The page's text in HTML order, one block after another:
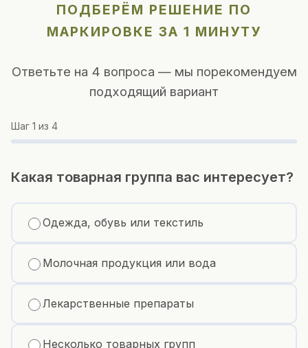
ПОДБЕРЁМ РЕШЕНИЕ ПО
МАРКИРОВКЕ ЗА 1 МИНУТУ
Ответьте на 4 вопроса — мы порекомендуем
подходящий вариант
Шаг 1 из 4
Какая товарная группа вас интересует?
Одежда, обувь или текстиль
Молочная продукция или вода
Лекарственные препараты
Несколько товарных групп